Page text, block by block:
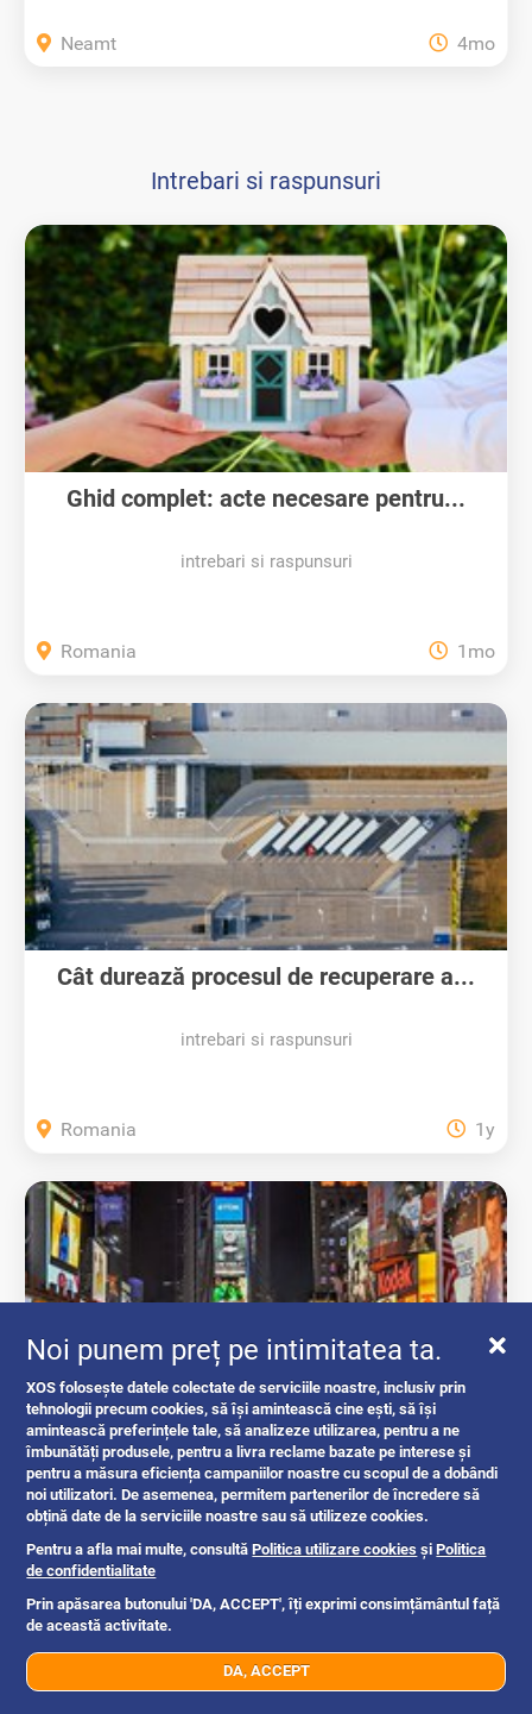
07xx xxx xxx Trimite mesaj
Neamt 4mo
Intrebari si raspunsuri
Ghid complet: acte necesare pentru...
intrebari si raspunsuri
Romania 1mo
Cât durează procesul de recuperare a...
intrebari si raspunsuri
Romania 1y
Fă-ți anunțul să iasă în evidență pe XOS!
intrebari si raspunsuri
Romania 1y
Noi punem preț pe intimitatea ta.
XOS folosește datele colectate de serviciile noastre, inclusiv prin
tehnologii precum cookies, să își amintească cine ești, să își
amintească preferințele tale, să analizeze utilizarea, pentru a ne
îmbunătăți produsele, pentru a livra reclame bazate pe interese și
pentru a măsura eficiența campaniilor noastre cu scopul de a dobândi
noi utilizatori. De asemenea, permitem partenerilor de încredere să
obțină date de la serviciile noastre sau să utilizeze cookies.
Pentru a afla mai multe, consultăPolitica utilizare cookies șiPolitica
de confidentialitate
Prin apăsarea butonului 'DA, ACCEPT', îți exprimi consimțământul față
de această activitate.
DA, ACCEPT